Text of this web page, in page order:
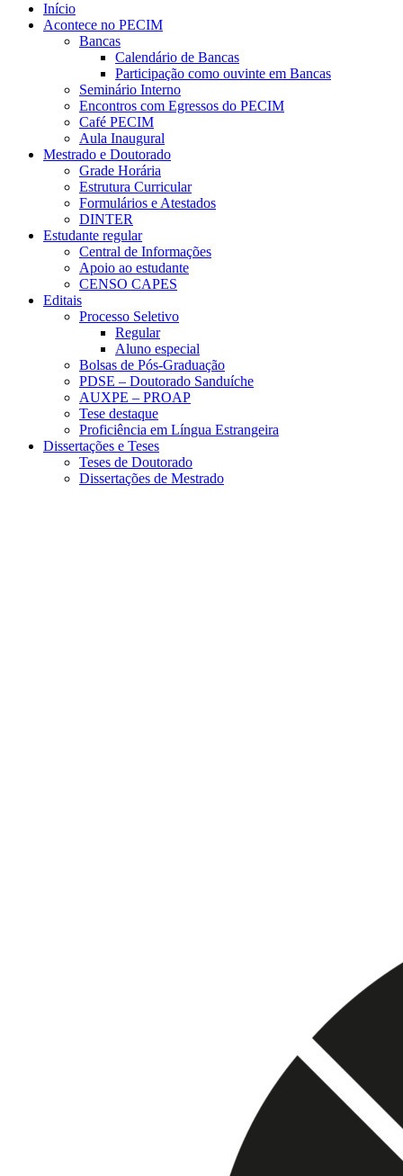
Início
Acontece no PECIM
Bancas
Calendário de Bancas
Participação como ouvinte em Bancas
Seminário Interno
Encontros com Egressos do PECIM
Café PECIM
Aula Inaugural
Mestrado e Doutorado
Grade Horária
Estrutura Curricular
Formulários e Atestados
DINTER
Estudante regular
Central de Informações
Apoio ao estudante
CENSO CAPES
Editais
Processo Seletivo
Regular
Aluno especial
Bolsas de Pós-Graduação
PDSE – Doutorado Sanduíche
AUXPE – PROAP
Tese destaque
Proficiência em Língua Estrangeira
Dissertações e Teses
Teses de Doutorado
Dissertações de Mestrado